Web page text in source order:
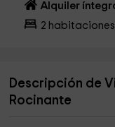
Alquiler
2 habitaciones
Descripción de
Rocinante